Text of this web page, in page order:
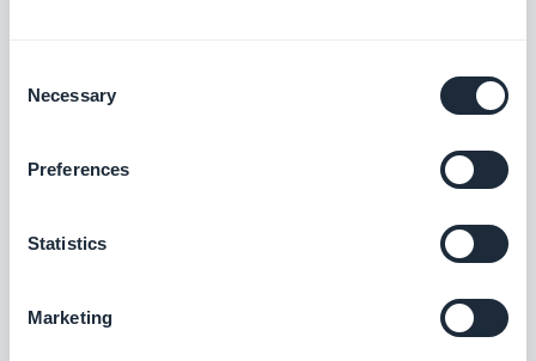
Selection
Necessary
Preferences
Statistics
Marketing
here to guide you through the creative process.